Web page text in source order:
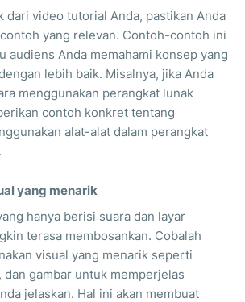
dari video tutorial Anda, pastikan Anda
yang relevan. Contoh-contoh ini
audiens Anda memahami konsep yang
lebih baik. Misalnya, jika Anda
menggunakan perangkat lunak
contoh konkret tentang
alat-alat dalam perangkat
yang menarik
hanya berisi suara dan layar
terasa membosankan. Cobalah
visual yang menarik seperti
dan gambar untuk memperjelas
jelaskan. Hal ini akan membuat